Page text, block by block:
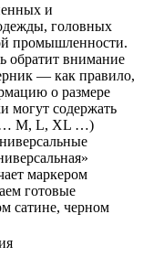
и
головных
промышленности.
обратит внимание
— как правило,
о размере
могут содержать
(… M, L, XL …)
маркером
готовые
сатине, черном